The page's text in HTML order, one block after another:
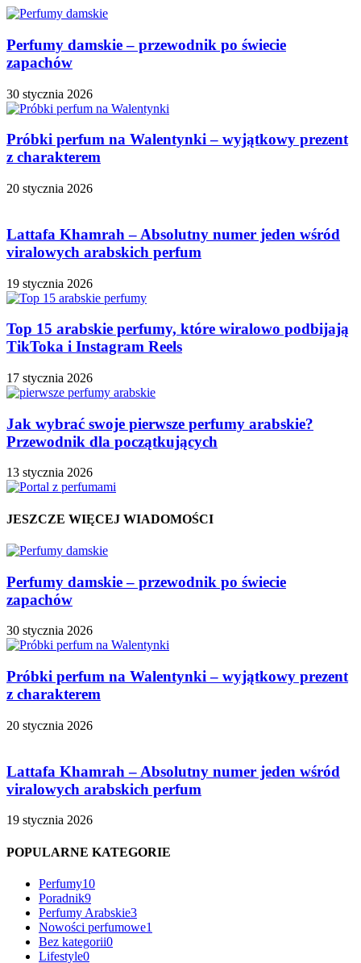
Perfumy damskie – przewodnik po świecie
zapachów
30 stycznia 2026
Próbki perfum na Walentynki – wyjątkowy prezent
z charakterem
20 stycznia 2026
Lattafa Khamrah – Absolutny numer jeden wśród
viralowych arabskich perfum
19 stycznia 2026
Top 15 arabskie perfumy, które wiralowo podbijają
TikToka i Instagram Reels
17 stycznia 2026
Jak wybrać swoje pierwsze perfumy arabskie?
Przewodnik dla początkujących
13 stycznia 2026
JESZCZE WIĘCEJ WIADOMOŚCI
Perfumy damskie – przewodnik po świecie
zapachów
30 stycznia 2026
Próbki perfum na Walentynki – wyjątkowy prezent
z charakterem
20 stycznia 2026
Lattafa Khamrah – Absolutny numer jeden wśród
viralowych arabskich perfum
19 stycznia 2026
POPULARNE KATEGORIE
Perfumy10
Poradnik9
Perfumy Arabskie3
Nowości perfumowe1
Bez kategorii0
Lifestyle0